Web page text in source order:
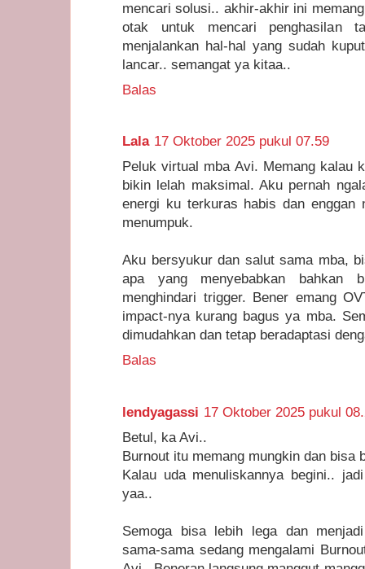
mencari solusi.. akhir-akhir ini
otak untuk mencari penghasilan
menjalankan hal-hal yang sudah
lancar.. semangat ya kitaa..
Balas
Lala 17 Oktober 2025 pukul 07.59
Peluk virtual mba Avi. Memang kalau
bikin lelah maksimal. Aku pernah
energi ku terkuras habis dan enggan
menumpuk.
Aku bersyukur dan salut sama mba,
apa yang menyebabkan bahkan
menghindari trigger. Bener emang
impact-nya kurang bagus ya mba.
dimudahkan dan tetap beradaptasi
Balas
lendyagassi 17 Oktober 2025 pukul
Betul, ka Avi..
Burnout itu memang mungkin dan bisa
Kalau uda menuliskannya begini..
yaa..
Semoga bisa lebih lega dan
sama-sama sedang mengalami